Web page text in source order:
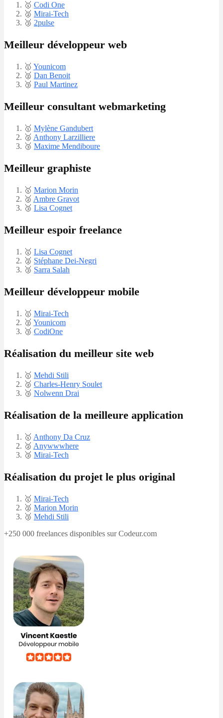
🥇​ Codi One
🥈 Mirai-Tech
​🥉 2pulse
Meilleur développeur web
🥇​ Younicom
🥈 Dan Benoit
​🥉 Paul Martinez
Meilleur consultant webmarketing
🥇​ Mylène Gandubert
🥈 Anthony Larzilliere
​🥉 Maxime Mendiboure
Meilleur graphiste
🥇​ Marion Morin
🥈 Ambre Gravot
​🥉 Lisa Cognet
Meilleur espoir freelance
🥇​ Lisa Cognet
🥈 Stéphane Dei-Negri
​🥉 Sarra Salah
Meilleur développeur mobile
🥇​ Mirai-Tech
🥈 Younicom
​🥉 CodiOne
Réalisation du meilleur site web
🥇​ Mehdi Stili
🥈 Charles-Henry Soulet
​🥉 Nolwenn Drai
Réalisation de la meilleure application
🥇​ Anthony Da Cruz
🥈 Anywwwhere
​🥉 Mirai-Tech
Réalisation du projet le plus original
🥇​ Mirai-Tech
🥈 Marion Morin
​🥉 Mehdi Stili
+250 000 freelances disponibles sur Codeur.com